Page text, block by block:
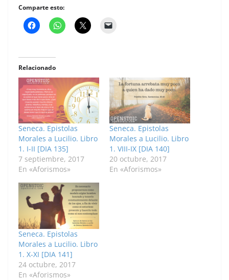
Comparte esto:
Relacionado
Seneca. Epistolas
Morales a Lucilio. Libro
1. I-II [DIA 135]
7 septiembre, 2017
En «Aforismos»
Seneca. Epistolas
Morales a Lucilio. Libro
1. VIII-IX [DIA 140]
20 octubre, 2017
En «Aforismos»
Seneca. Epistolas
Morales a Lucilio. Libro
1. X-XI [DIA 141]
24 octubre, 2017
En «Aforismos»